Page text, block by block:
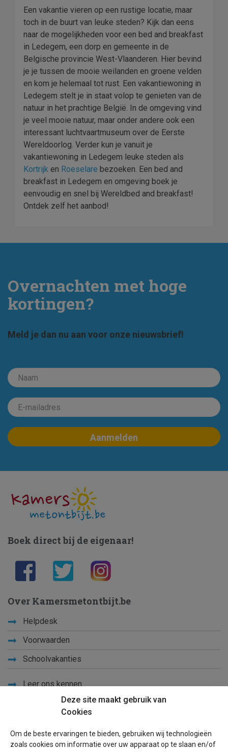
Een vakantie vieren op een rustige locatie, maar
toch in de buurt van leuke steden? Kijk dan eens
naar de mogelijkheden voor een bed and breakfast
in Ledegem, een dorp en gemeente in de
Belgische provincie West-Vlaanderen. Hier bevind
je je tussen de mooie weilanden en groene velden
en kom je helemaal tot rust. Een vakantiewoning in
Ledegem stelt je in staat volop te genieten van de
natuur in het prachtige België. In de omgeving vind
je veel mooie natuur, maar onder andere ook een
interessant luchtvaartmuseum over de Eerste
Wereldoorlog. Verder kun je vanuit je
vakantiewoning in Ledegem leuke steden als
Kortrijk en Roeselare bezoeken. Een bed and
breakfast in Ledegem en omgeving boek je
eenvoudig en snel bij Wereldbed and breakfast!
Ontdek zelf het aanbod!
Overnachten met hoge
kortingen?
Meld je dan nu aan voor onze nieuwsbrief!
Deze site maakt gebruik van
Cookies
Om de beste ervaringen te bieden, gebruiken wij technologieën
zoals cookies om informatie over uw apparaat op te slaan en/of
Boek direct bij de eigenaar!
Over Kamersmetontbijt.be
Helpdesk
Voorwaarden
Schoolvakanties
Leer ons kennen
Sitemap